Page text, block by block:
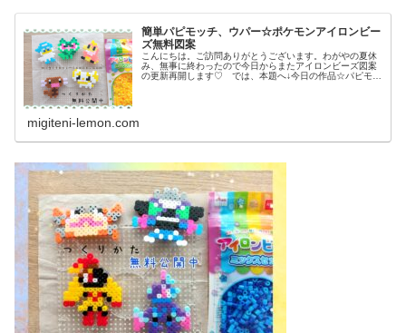
簡単パピモッチ、ウパー☆ポケモンアイロンビー
ズ無料図案
こんにちは。ご訪問ありがとうございます。わがやの夏休
み、無事に終わったので今日からまたアイロンビーズ図案
の更新再開します♡ では、本題へ↓今日の作品☆パピモッ
migiteni-lemon.com